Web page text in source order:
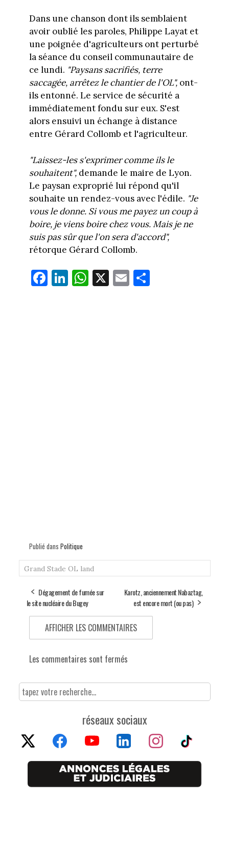
Dans une chanson dont ils semblaient
avoir oublié les paroles, Philippe Layat et
une poignée d'agriculteurs ont perturbé
la séance du conseil communautaire de
ce lundi. "Paysans sacrifiés, terre
saccagée, arrêtez le chantier de l'OL",ont-
ils entonné. Le service de sécurité a
immédiatement fondu sur eux. S'est
alors ensuivi un échange à distance
entre Gérard Collomb et l'agriculteur.
"Laissez-les s'exprimer comme ils le
souhaitent",demande le maire de Lyon.
Le paysan exproprié lui répond qu'il
souhaite un rendez-vous avec l'édile. "Je
vous le donne. Si vous me payez un coup à
boire, je viens boire chez vous. Mais je ne
suis pas sûr que l'on sera d'accord",
rétorque Gérard Collomb.
Fa
ce
Li
nk
W
ha
X E
m
Pa
rt
Publié dans Politique
Grand Stade OL land
Dégagement de fumée sur
le site nucléaire du Bugey
Karotz, anciennement Nabaztag,
est encore mort (ou pas)
AFFICHER LES COMMENTAIRES
Les commentaires sont fermés
réseaux sociaux